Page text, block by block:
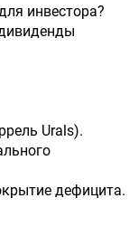
Urals).
дефицита.